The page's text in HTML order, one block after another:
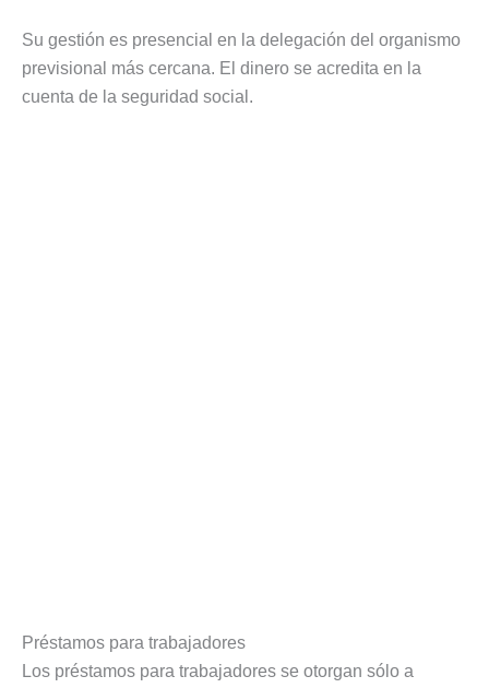
Su gestión es presencial en la delegación del organismo
previsional más cercana. El dinero se acredita en la
cuenta de la seguridad social.
Préstamos para trabajadores
Los préstamos para trabajadores se otorgan sólo a